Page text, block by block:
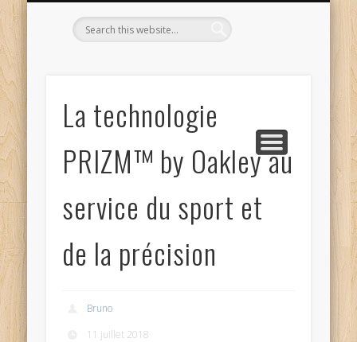
La technologie
PRIZM™ by Oakley au
service du sport et
de la précision
Bruno
11 juillet 2018